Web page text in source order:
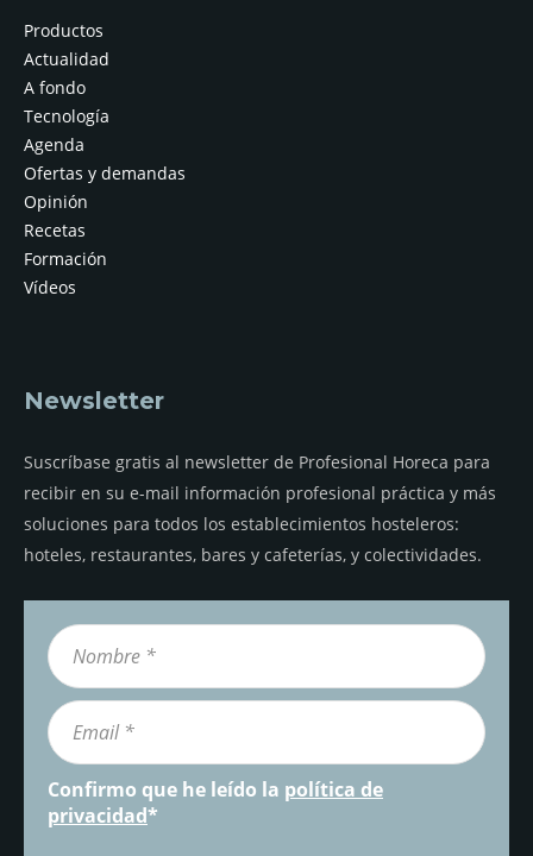
Productos
Actualidad
A fondo
Tecnología
Agenda
Ofertas y demandas
Opinión
Recetas
Formación
Vídeos
Newsletter
Suscríbase gratis al newsletter de Profesional Horeca para
recibir en su e-mail información profesional práctica y más
soluciones para todos los establecimientos hosteleros:
hoteles, restaurantes, bares y cafeterías, y colectividades.
Confirmo que he leído la política de
privacidad*